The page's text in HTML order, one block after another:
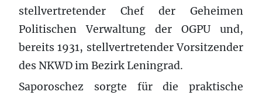
stellvertretender Chef der Geheimen
Politischen Verwaltung der OGPU und,
bereits 1931, stellvertretender Vorsitzender
des NKWD im Bezirk Leningrad.
Saporoschez sorgte für die praktische